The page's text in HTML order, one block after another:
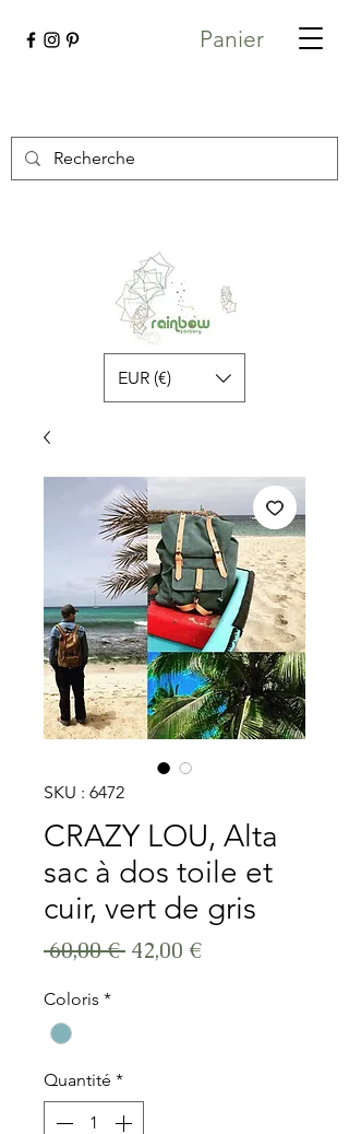
Panier
EUR (€)
SKU : 6472
CRAZY LOU, Alta
sac à dos toile et
cuir, vert de gris
60,00 € Prix original
42,00 €Prix
Coloris *
Quantité *